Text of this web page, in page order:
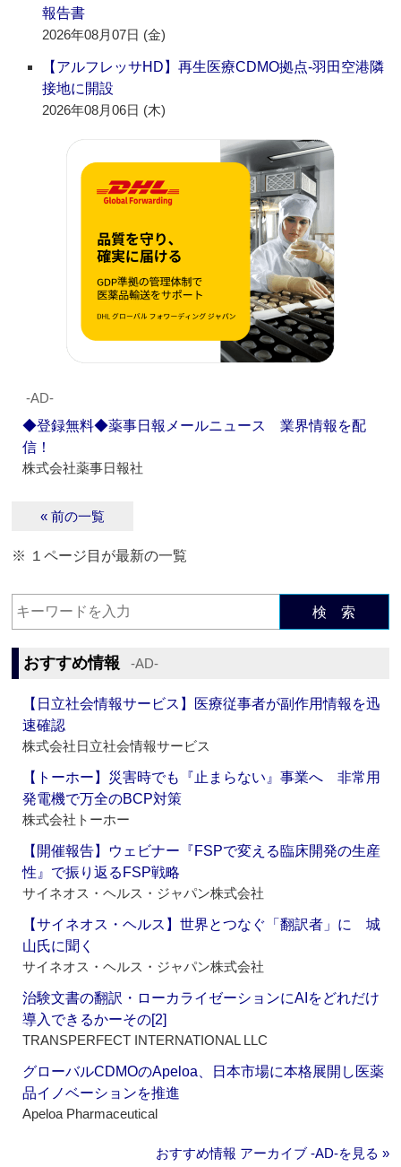
報告書
2026年08月07日 (金)
【アルフレッサHD】再生医療CDMO拠点‐羽田空港隣
接地に開設
2026年08月06日 (木)
‐AD‐
◆登録無料◆薬事日報メールニュース 業界情報を配
信！
株式会社薬事日報社
« 前の一覧
※ １ページ目が最新の一覧
検 索
おすすめ情報 ‐AD‐
【日立社会情報サービス】医療従事者が副作用情報を迅
速確認
株式会社日立社会情報サービス
【トーホー】災害時でも『止まらない』事業へ 非常用
発電機で万全のBCP対策
株式会社トーホー
【開催報告】ウェビナー『FSPで変える臨床開発の生産
性』で振り返るFSP戦略
サイネオス・ヘルス・ジャパン株式会社
【サイネオス・ヘルス】世界とつなぐ「翻訳者」に 城
山氏に聞く
サイネオス・ヘルス・ジャパン株式会社
治験文書の翻訳・ローカライゼーションにAIをどれだけ
導入できるかーその[2]
TRANSPERFECT INTERNATIONAL LLC
グローバルCDMOのApeloa、日本市場に本格展開し医薬
品イノベーションを推進
Apeloa Pharmaceutical
おすすめ情報 アーカイブ ‐AD‐を見る »